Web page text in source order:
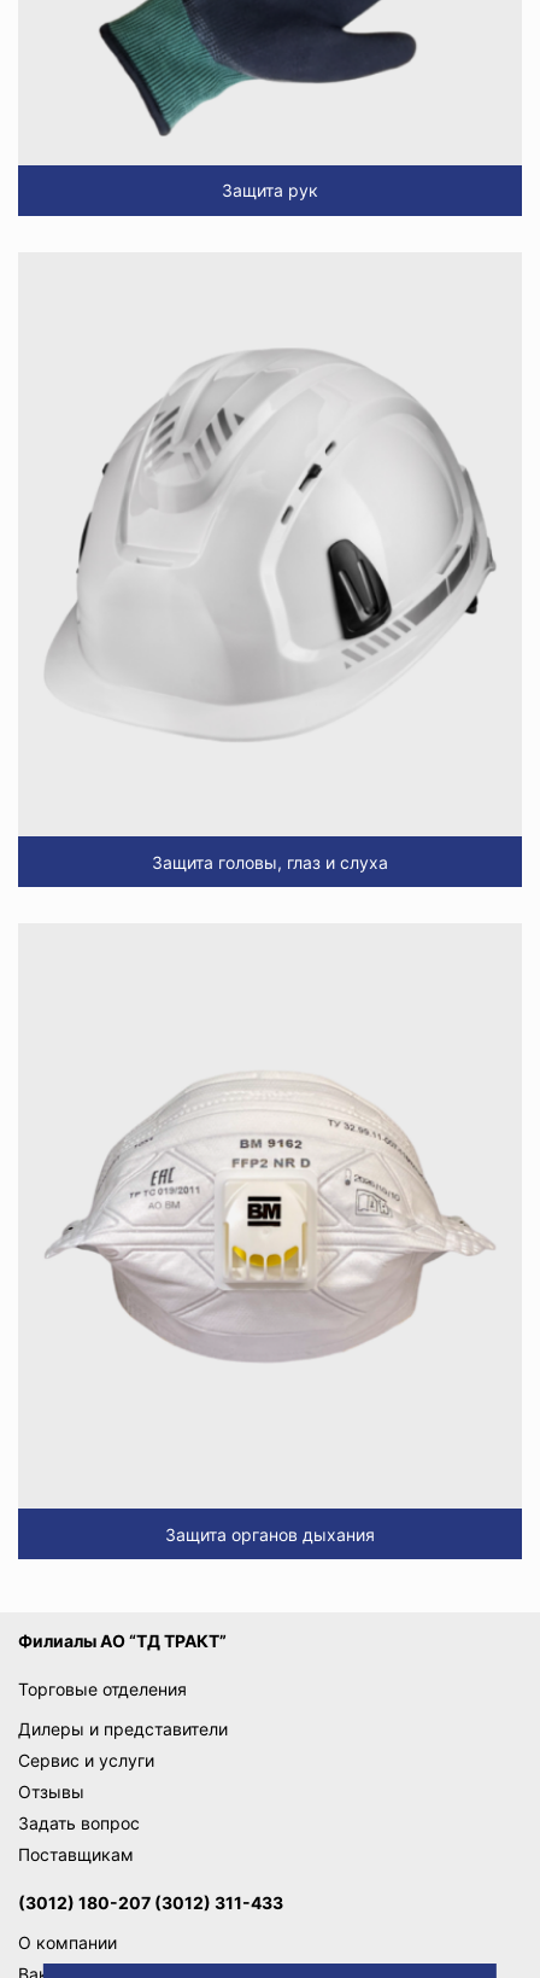
Защита рук
Защита головы, глаз и слуха
Защита органов дыхания
Филиалы АО “ТД ТРАКТ”
Торговые отделения
Дилеры и представители
Сервис и услуги
Отзывы
Задать вопрос
Поставщикам
(3012) 180-207 (3012) 311-433
О компании